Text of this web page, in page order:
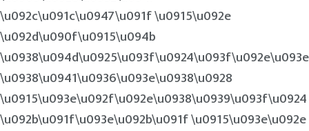
\u092c\u091c\u0947\u091f \u0915\u092e
\u092d\u090f\u0915\u094b
\u0938\u094d\u0925\u093f\u0924\u093f\u092e\u093e
\u0938\u0941\u0936\u093e\u0938\u0928
\u0915\u093e\u092f\u092e\u0938\u0939\u093f\u0924
\u092b\u091f\u093e\u092b\u091f \u0915\u093e\u092e